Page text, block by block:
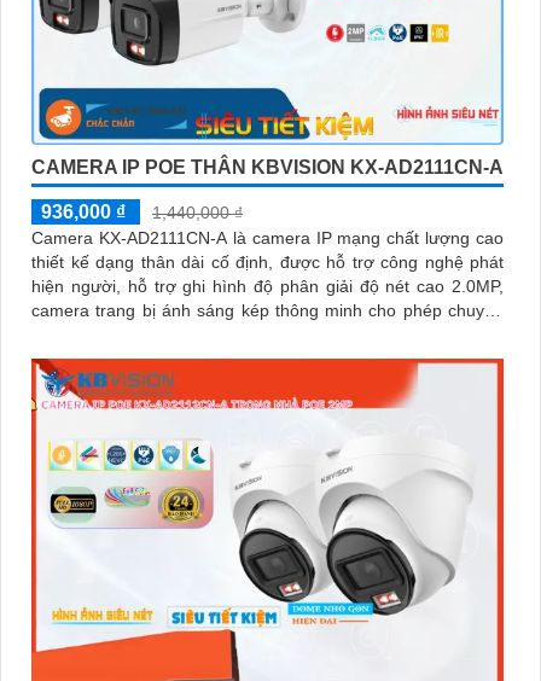
CAMERA IP POE THÂN KBVISION KX-AD2111CN-A
936,000 ₫
1,440,000 ₫
Camera KX-AD2111CN-A là camera IP mạng chất lượng cao
thiết kế dạng thân dài cố định, được hỗ trợ công nghệ phát
hiện người, hỗ trợ ghi hình độ phân giải độ nét cao 2.0MP,
camera trang bị ánh sáng kép thông minh cho phép chuyển
đêm, giúp giám sát bảo vệ an ninh ban đêm một cách linh
hoạt